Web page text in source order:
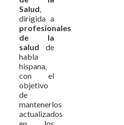
Salud,
dirigida a
profesionales
de la
salud de
habla
hispana,
con el
objetivo
de
mantenerlos
actualizados